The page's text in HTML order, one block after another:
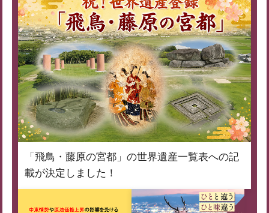
「飛鳥・藤原の宮都」の世界遺産一覧表への記
載が決定しました！